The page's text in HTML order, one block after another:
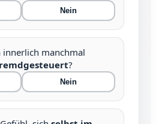
Nein
innerlich manchmal
?
Nein